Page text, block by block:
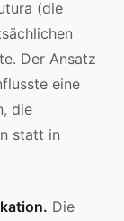
(die
Der Ansatz
eine
die
statt in
Die